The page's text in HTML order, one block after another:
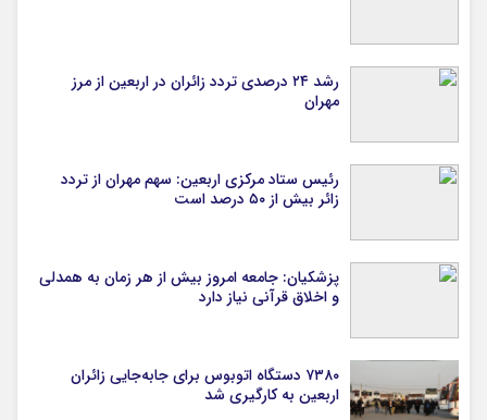
رشد ۲۴ درصدی تردد زائران در اربعین از مرز
مهران
رئیس ستاد مرکزی اربعین: سهم مهران از تردد
زائر بیش از ۵۰ درصد است
پزشکیان: جامعه امروز بیش از هر زمان به همدلی
و اخلاق قرآنی نیاز دارد
۷۳۸۰ دستگاه اتوبوس برای جابه‌جایی زائران
اربعین به‌ کارگیری شد